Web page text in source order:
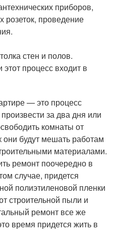
приборов,
розеток, проведение
стен и полов.
процесс входит в
— это процесс
за два дня или
комнаты от
они будут мешать работам
материалами.
ремонт поочередно в
случае, придется
полиэтиленовой пленки
строительной пыли и
ремонт все же
время придется жить в